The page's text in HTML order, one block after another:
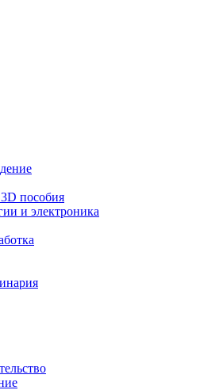
пособия
и электроника